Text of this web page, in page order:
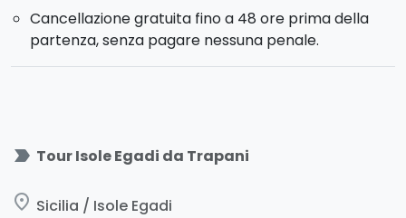
Cancellazione gratuita fino a 48 ore prima della
partenza, senza pagare nessuna penale.
label_important Tour Isole Egadi da Trapani
place Sicilia / Isole Egadi